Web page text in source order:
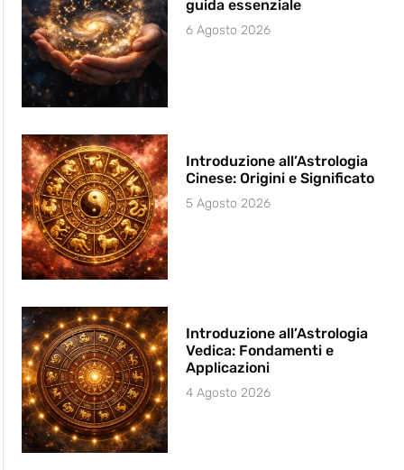
guida essenziale
6 Agosto 2026
Introduzione all’Astrologia
Cinese: Origini e Significato
5 Agosto 2026
Introduzione all’Astrologia
Vedica: Fondamenti e
Applicazioni
4 Agosto 2026